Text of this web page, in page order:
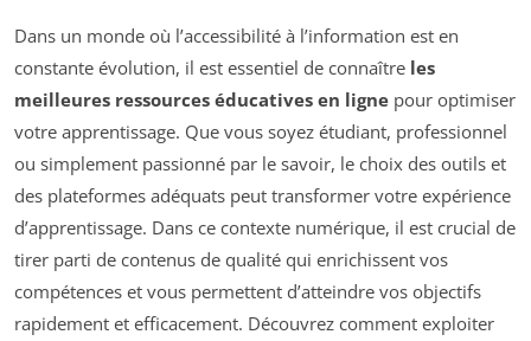
Dans un monde où l’accessibilité à l’information est en
constante évolution, il est essentiel de connaître les
meilleures ressources éducatives en ligne pour optimiser
votre apprentissage. Que vous soyez étudiant, professionnel
ou simplement passionné par le savoir, le choix des outils et
des plateformes adéquats peut transformer votre expérience
d’apprentissage. Dans ce contexte numérique, il est crucial de
tirer parti de contenus de qualité qui enrichissent vos
compétences et vous permettent d’atteindre vos objectifs
rapidement et efficacement. Découvrez comment exploiter